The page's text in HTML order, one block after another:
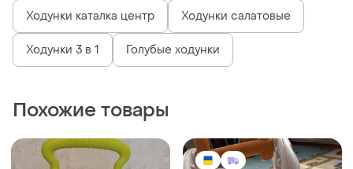
Ходунки каталка центр Ходунки салатовые
Ходунки 3 в 1 Голубые ходунки
Похожие товары